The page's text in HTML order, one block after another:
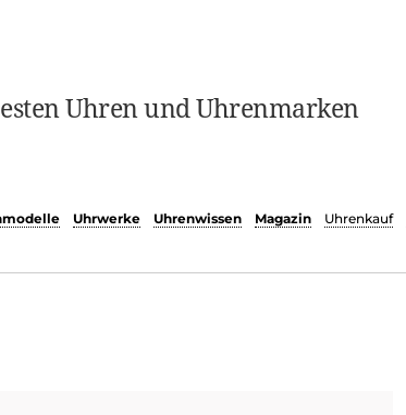
Uhren und Uhrenmarken
Uhrwerke Uhrenwissen Magazin Uhrenkauf